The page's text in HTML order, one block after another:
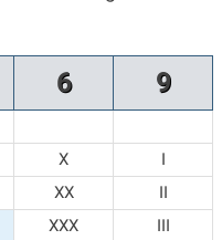
6 9
X
I
XX
II
XXX
III